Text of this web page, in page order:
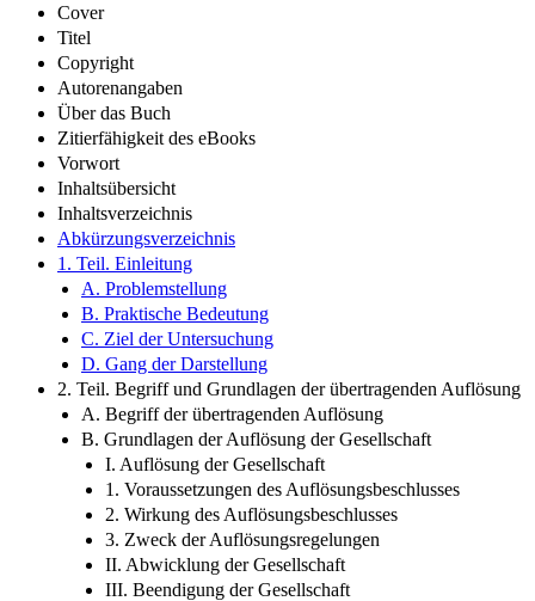
Cover
Titel
Copyright
Autorenangaben
Über das Buch
Zitierfähigkeit des eBooks
Vorwort
Inhaltsübersicht
Inhaltsverzeichnis
Abkürzungsverzeichnis
1. Teil. Einleitung
A. Problemstellung
B. Praktische Bedeutung
C. Ziel der Untersuchung
D. Gang der Darstellung
2. Teil. Begriff und Grundlagen der übertragenden Auflösung
A. Begriff der übertragenden Auflösung
B. Grundlagen der Auflösung der Gesellschaft
I. Auflösung der Gesellschaft
1. Voraussetzungen des Auflösungsbeschlusses
2. Wirkung des Auflösungsbeschlusses
3. Zweck der Auflösungsregelungen
II. Abwicklung der Gesellschaft
III. Beendigung der Gesellschaft